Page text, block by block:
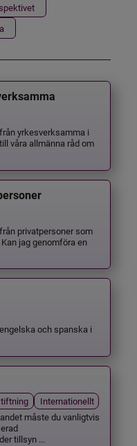
yrkesverksamma i
våra allmänna råd om
privatpersoner som
jag genomföra en
och spanska i
Internationellt
måste du vanligtvis
tillsyn ...